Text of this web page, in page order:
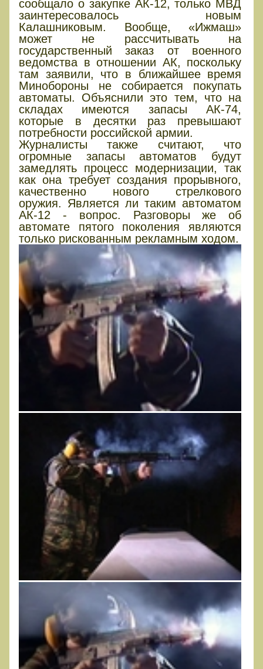
сообщало о закупке АК-12, только МВД
заинтересовалось новым
Калашниковым. Вообще, «Ижмаш»
может не рассчитывать на
государственный заказ от военного
ведомства в отношении АК, поскольку
там заявили, что в ближайшее время
Минобороны не собирается покупать
автоматы. Объяснили это тем, что на
складах имеются запасы АК-74,
которые в десятки раз превышают
потребности российской армии.
Журналисты также считают, что
огромные запасы автоматов будут
замедлять процесс модернизации, так
как она требует создания прорывного,
качественно нового стрелкового
оружия. Является ли таким автоматом
АК-12 - вопрос. Разговоры же об
автомате пятого поколения являются
только рискованным рекламным ходом.